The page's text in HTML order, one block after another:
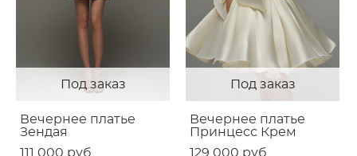
Под заказ
Вечернее платье
Зендая
111 000 pуб.
Под заказ
Вечернее платье
Принцесс Крем
129 000 pуб.